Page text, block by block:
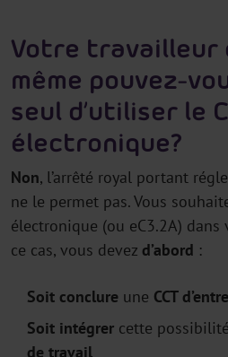
Votre travailleur
même pouvez-
seul d’utiliser le
électronique ?
Non, l’arrêté royal portant
ne le permet pas. Vous
électronique (ou eC3.2A) dans
ce cas, vous devez d’abord :
Soit conclure une CCT
Soit intégrer cette possibilité
de travail